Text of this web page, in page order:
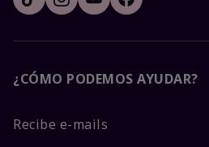
¿CÓMO PODEMOS AYUDAR?
Recibe e-mails